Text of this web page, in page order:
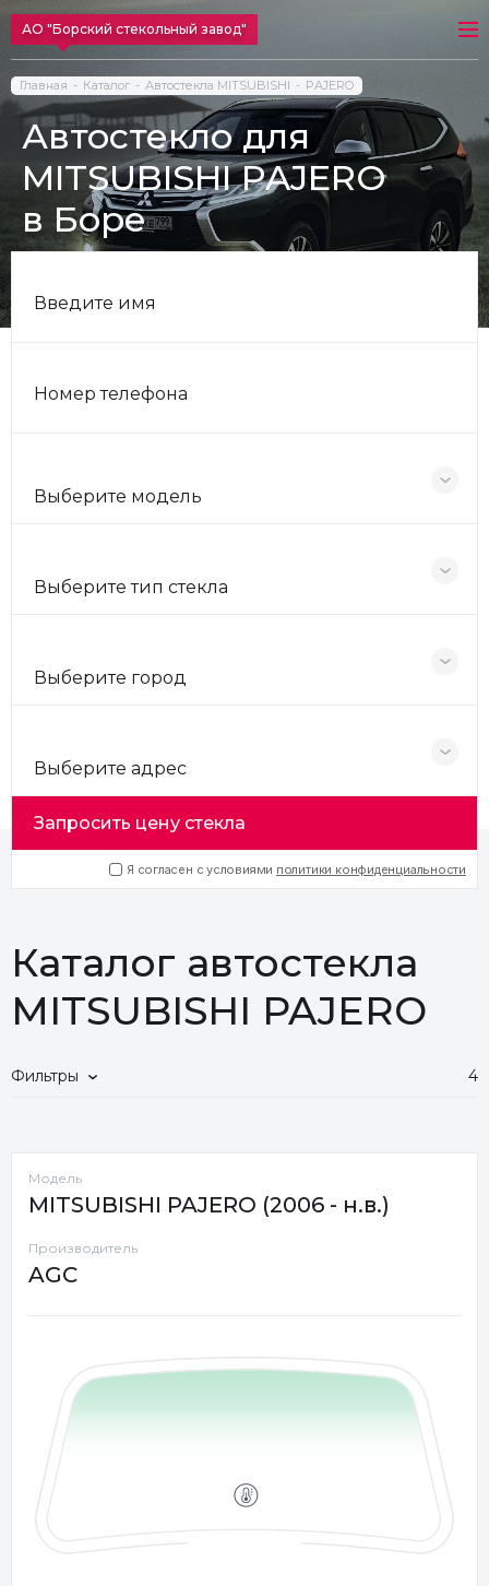
АО "Борский стекольный завод"
Главная Каталог Автостекла MITSUBISHI PAJERO
Автостекло для
MITSUBISHI PAJERO
в Боре
Введите имя
Номер телефона
Выберите модель
Выберите тип стекла
Выберите город
Выберите адрес
Запросить цену стекла
Я согласен с условиями политики конфиденциальности
Каталог автостекла
MITSUBISHI PAJERO
Фильтры 4
Модель
MITSUBISHI PAJERO (2006 - н.в.)
Производитель
AGC